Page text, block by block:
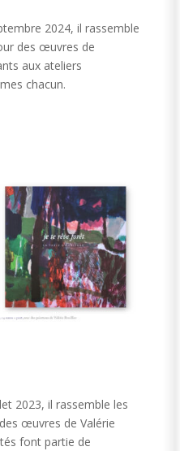
2024, il rassemble
des œuvres de
aux ateliers
chacun.
2023, il rassemble les
œuvres de Valérie
font partie de